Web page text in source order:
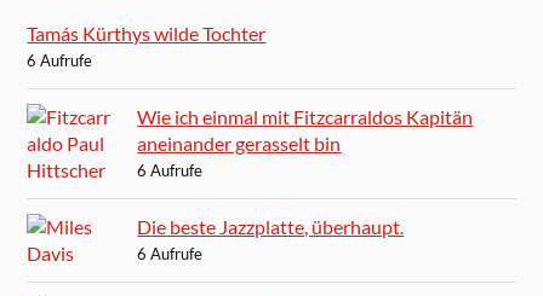
Tamás Kürthys wilde Tochter
6 Aufrufe
Wie ich einmal mit Fitzcarraldos Kapitän
aneinander gerasselt bin
6 Aufrufe
Die beste Jazzplatte, überhaupt.
6 Aufrufe